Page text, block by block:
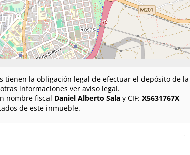
la obligación legal de efectuar el depósito de
informaciones ver aviso legal.
nombre fiscal Daniel Alberto Salay CIF: X5631767X
de este inmueble.